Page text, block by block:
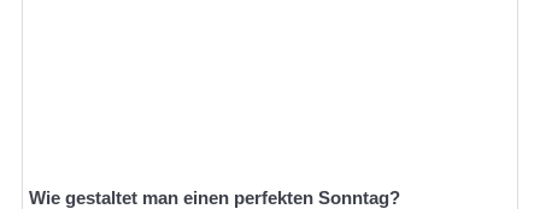
Wie gestaltet man einen perfekten Sonntag?